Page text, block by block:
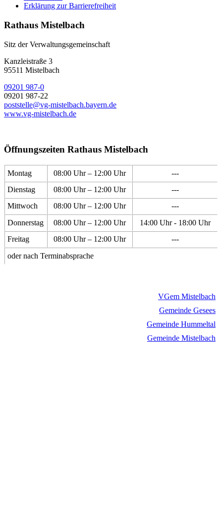
Erklärung zur Barrierefreiheit
Rathaus Mistelbach
Sitz der Verwaltungsgemeinschaft
Kanzleistraße 3
95511 Mistelbach
09201 987-0
09201 987-22
poststelle@vg-mistelbach.bayern.de
www.vg-mistelbach.de
Öffnungszeiten Rathaus Mistelbach
Montag 08:00 Uhr – 12:00 Uhr
---
Dienstag
08:00 Uhr – 12:00 Uhr
---
Mittwoch
08:00 Uhr – 12:00 Uhr
---
Donnerstag
08:00 Uhr – 12:00 Uhr
14:00 Uhr - 18:00 Uhr
Freitag
08:00 Uhr – 12:00 Uhr
---
oder nach Terminabsprache
VGem Mistelbach
Gemeinde Gesees
Gemeinde Hummeltal
Gemeinde Mistelbach